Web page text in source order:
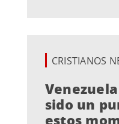
CRISTIANOS
sido un
estos